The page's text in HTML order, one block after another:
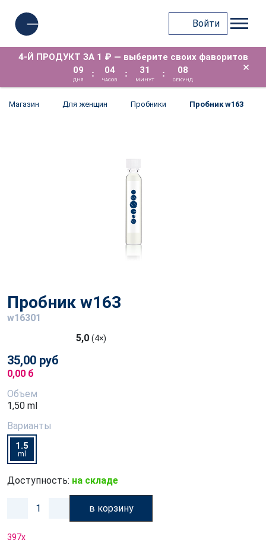
Войти
4-Й ПРОДУКТ ЗА 1 ₽ — выберите своих фаворитов
09
ДНЯ
: 04
ЧАСОВ
: 31
МИНУТ
: 08
СЕКУНД
×
Магазин Для женщин Пробники Пробник w163
Пробник w163
w16301
5,0 (4×)
35,00 руб
0,00 б
Объем
1,50 ml
Варианты
1.5
ml
Доступность: на складе
в корзину
397x